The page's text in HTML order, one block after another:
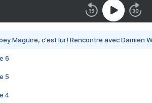
Maguire, c'est lui ! Rencontre avec Damien
6
5
4